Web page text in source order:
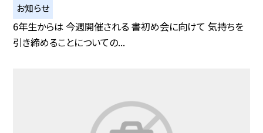
お知らせ
6年生からは 今週開催される 書初め会に向けて 気持ちを
引き締めることについての...